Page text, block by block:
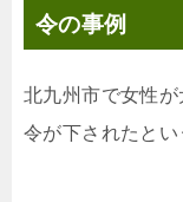
令の事例
北九州市で女性
令が下されたとい